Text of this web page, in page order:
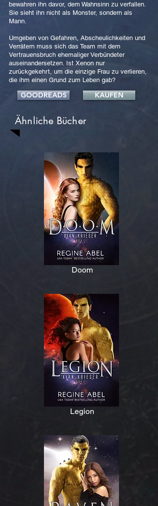
bewahren ihn davor, dem Wahnsinn zu verfallen.
Sie sieht ihn nicht als Monster, sondern als
Mann.
Umgeben von Gefahren, Abscheulichkeiten und
Verrätern muss sich das Team mit dem
Vertrauensbruch ehemaliger Verbündeter
auseinandersetzen. Ist Xenon nur
zurückgekehrt, um die einzige Frau zu verlieren,
die ihm einen Grund zum Leben gab?
GOODREADS KAUFEN
Ähnliche Bücher
Doom
Legion